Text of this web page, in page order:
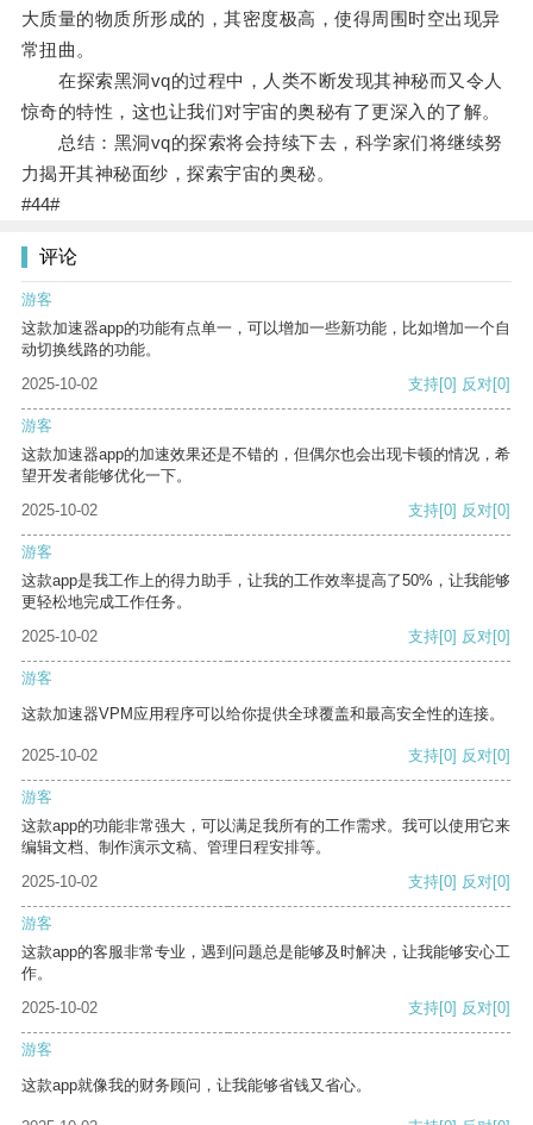
大质量的物质所形成的，其密度极高，使得周围时空出现异
常扭曲。
在探索黑洞vq的过程中，人类不断发现其神秘而又令人
惊奇的特性，这也让我们对宇宙的奥秘有了更深入的了解。
总结：黑洞vq的探索将会持续下去，科学家们将继续努
力揭开其神秘面纱，探索宇宙的奥秘。
#44#
评论
游客
这款加速器app的功能有点单一，可以增加一些新功能，比如增加一个自
动切换线路的功能。
2025-10-02
支持[0] 反对[0]
游客
这款加速器app的加速效果还是不错的，但偶尔也会出现卡顿的情况，希
望开发者能够优化一下。
2025-10-02
支持[0] 反对[0]
游客
这款app是我工作上的得力助手，让我的工作效率提高了50%，让我能够
更轻松地完成工作任务。
2025-10-02
支持[0] 反对[0]
游客
这款加速器VPM应用程序可以给你提供全球覆盖和最高安全性的连接。
2025-10-02 支持[0] 反对[0]
游客
这款app的功能非常强大，可以满足我所有的工作需求。我可以使用它来
编辑文档、制作演示文稿、管理日程安排等。
2025-10-02
支持[0] 反对[0]
游客
这款app的客服非常专业，遇到问题总是能够及时解决，让我能够安心工
作。
2025-10-02
支持[0] 反对[0]
游客
这款app就像我的财务顾问，让我能够省钱又省心。